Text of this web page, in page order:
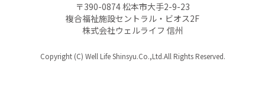
〒390-0874 松本市大手2-9-23
複合福祉施設セントラル・ビオス2F
株式会社ウェルライフ 信州
Copyright (C) Well Life Shinsyu.Co.,Ltd.All Rights Reserved.